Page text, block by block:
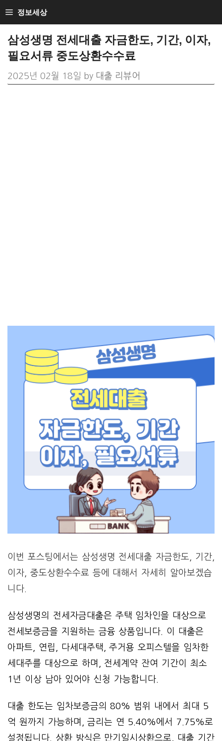
Skip
to
content
정보세상
삼성생명 전세대출 자금한도, 기간, 이자,
필요서류 중도상환수수료
2025년 02월 18일 by 대출 리뷰어
이번 포스팅에서는 삼성생명 전세대출 자금한도, 기간,
이자, 중도상환수수료 등에 대해서 자세히 알아보겠습
니다.
삼성생명의 전세자금대출은 주택 임차인을 대상으로
전세보증금을 지원하는 금융 상품입니다. 이 대출은
아파트, 연립, 다세대주택, 주거용 오피스텔을 임차한
세대주를 대상으로 하며, 전세계약 잔여 기간이 최소
1년 이상 남아 있어야 신청 가능합니다.
대출 한도는 임차보증금의 80% 범위 내에서 최대 5
억 원까지 가능하며, 금리는 연 5.40%에서 7.75%로
설정됩니다. 상환 방식은 만기일시상환으로, 대출 기간